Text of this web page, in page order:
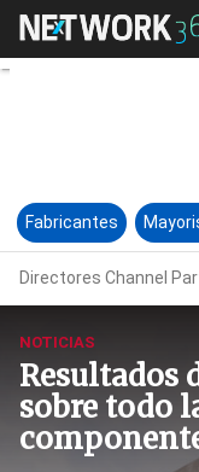
Fabricantes
Directores Channel
NOTICIAS
Resultados
sobre todo